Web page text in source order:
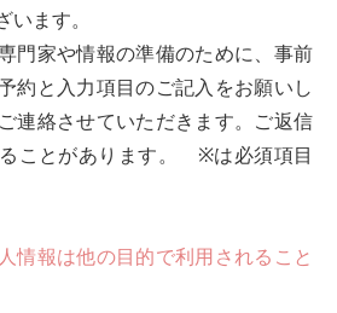
ます。
門家や情報の準備のために、事前
約と入力項目のご記入をお願いし
連絡させていただきます。ご返信
ことがあります。 ※は必須項目
情報は他の目的で利用されること